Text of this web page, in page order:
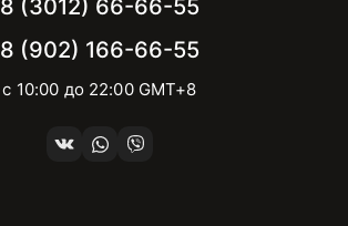
8 (3012) 66-66-55
8 (902) 166-66-55
с 10:00 до 22:00 GMT+8